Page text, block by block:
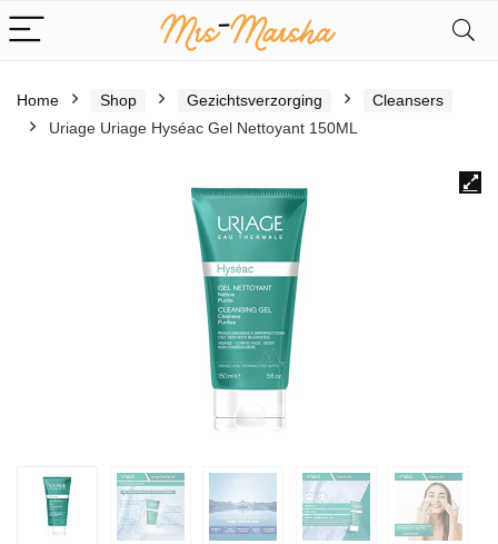
Home Shop Gezichtsverzorging
Cleansers
Uriage Uriage Hyséac Gel Nettoyant 150ML